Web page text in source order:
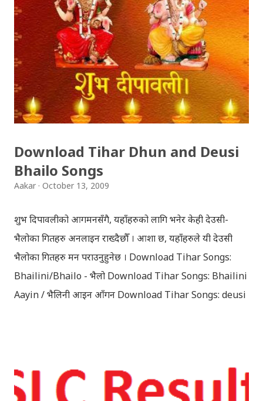
Download Tihar Dhun and Deusi
Bhailo Songs
Aakar October 13, 2009
शुभ दिपावलीको आगमनसँगै, यहाँहरुको लागि भनेर केही देउसी-
भैलोका गितहरु अनलाइन राख्दैछौँ । आशा छ, यहाँहरुले यी देउसी
भैलोका गितहरु मन पराउनुहुनेछ । Download Tihar Songs:
Bhailini/Bhailo - भैलो Download Tihar Songs: Bhailini
Aayin / भैलिनी आइन आँगन Download Tihar Songs: deusi
Download: Tihar Dhun (Deusi,Bhailo)/ तिहार धुन(देउसी
भैलो)- सुरसुधा नोट: यी अपलोड गरिएका गितसंगितहरु व्यावसायिक